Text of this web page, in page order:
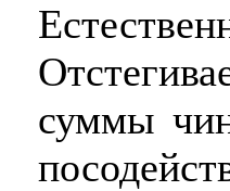
суммы